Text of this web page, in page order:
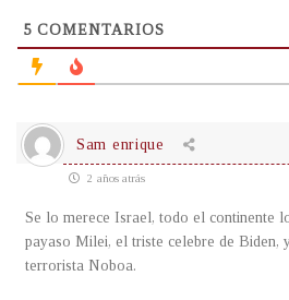
5 COMENTARIOS
Sam enrique
2 años atrás
Se lo merece Israel, todo el continente
payaso Milei, el triste celebre de Biden,
terrorista Noboa.